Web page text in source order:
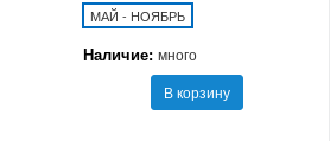
МАЙ - НОЯБРЬ
Наличие: много
В корзину